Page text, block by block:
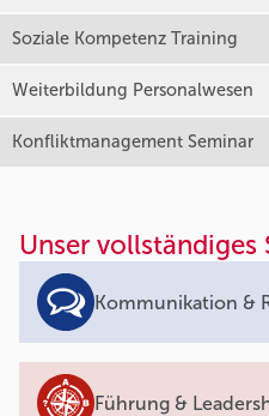
Soziale Kompetenz Training
Weiterbildung Personalwesen
Konfliktmanagement Seminar
Unser vollständiges
Kommunikation &
Führung &